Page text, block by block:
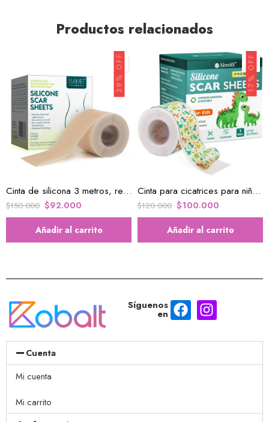
Productos relacionados
39% OFF
Cinta de silicona 3 metros, reduce la apariencia de las cicatrices
$150.000 $92.000
Añadir al carrito
17% OFF
Cinta para cicatrices para niños de 1.5 Metros
$120.000 $100.000
Añadir al carrito
Síguenos
en
Cuenta
Mi cuenta
Mi carrito